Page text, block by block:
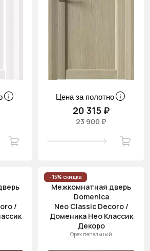
Цена за полотно
20 315 ₽
23 900 ₽
/
- 15% скидка
Межкомнатная дверь
Domenica
Neo Classic Decoro /
Доменика Нео Классик
Декоро
Орех пепельный